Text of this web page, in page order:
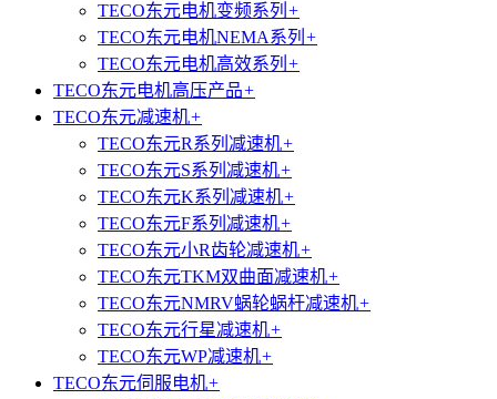
TECO东元电机变频系列 +
TECO东元电机NEMA系列 +
TECO东元电机高效系列 +
TECO东元电机高压产品+
TECO东元减速机+
TECO东元R系列减速机+
TECO东元S系列减速机+
TECO东元K系列减速机+
TECO东元F系列减速机+
TECO东元小R齿轮减速机+
TECO东元TKM双曲面减速机+
TECO东元NMRV蜗轮蜗杆减速机+
TECO东元行星减速机+
TECO东元WP减速机+
TECO东元伺服电机+